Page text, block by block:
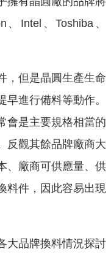
Intel、Toshiba、
，但是晶圓生產生命
進行備料等動作。
會是主要規格相當的
反觀其餘品牌廠商大
、廠商可供應量、供
料件，因此容易出現
大品牌換料情況探討